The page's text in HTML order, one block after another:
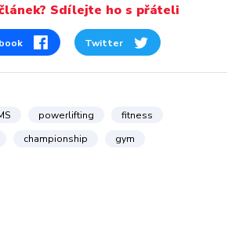
Sdílejte ho s přáteli
Twitter
powerlifting
fitness
championship gym